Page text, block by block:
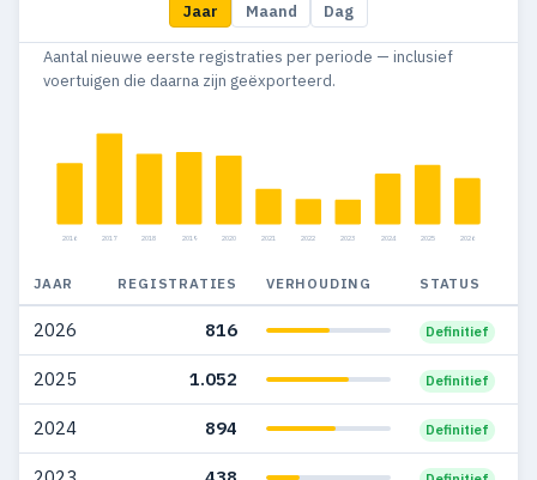
1.493
2014 1.361
Jaar Maand Dag
Aantal nieuwe eerste registraties per periode — inclusief
voertuigen die daarna zijn geëxporteerd.
2016 2017 2018 2019 2020 2021 2022 2023 2024 2025 2026
JAAR REGISTRATIES VERHOUDING STATUS
2026 816 Definitief
2025 1.052 Definitief
2024 894 Definitief